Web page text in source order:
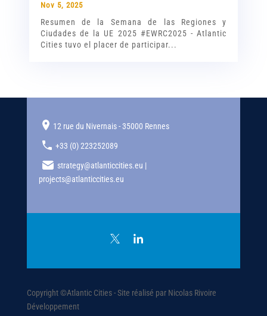
Nov 5, 2025
Resumen de la Semana de las Regiones y
Ciudades de la UE 2025 #EWRC2025 - Atlantic
Cities tuvo el placer de participar...
12 rue du Nivernais - 35000 Rennes
+33 (0) 223252089
strategy@atlanticcities.eu |
projects@atlanticcities.eu
Copyright ©Atlantic Cities - Site réalisé par Nicolas Rivoire
Développement